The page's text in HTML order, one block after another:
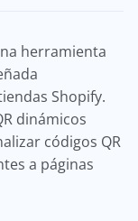
herramienta
Shopify.
dinámicos
códigos QR
a páginas